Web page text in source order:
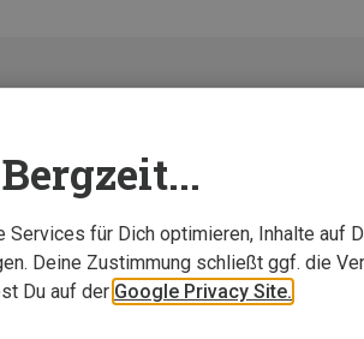
für Dich optimieren, Inhalte auf
Deine Zustimmung schließt ggf. die
Du auf der Google Privacy Site.